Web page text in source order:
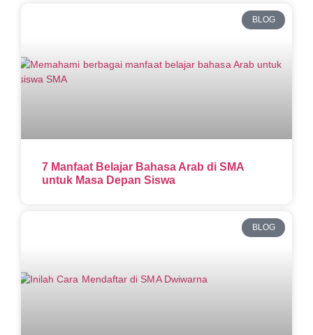
BLOG
7 Manfaat Belajar Bahasa Arab di SMA
untuk Masa Depan Siswa
BLOG